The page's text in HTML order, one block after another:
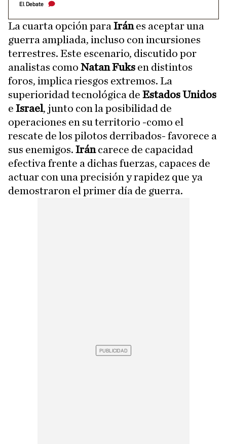
El Debate
La cuarta opción para Iránes aceptar una
guerra ampliada, incluso con incursiones
terrestres. Este escenario, discutido por
analistas como Natan Fuks en distintos
foros, implica riesgos extremos. La
superioridad tecnológica de Estados Unidos
e Israel, junto con la posibilidad de
operaciones en su territorio -como el
rescate de los pilotos derribados- favorece a
sus enemigos. Iráncarece de capacidad
efectiva frente a dichas fuerzas, capaces de
actuar con una precisión y rapidez que ya
demostraron el primer día de guerra.